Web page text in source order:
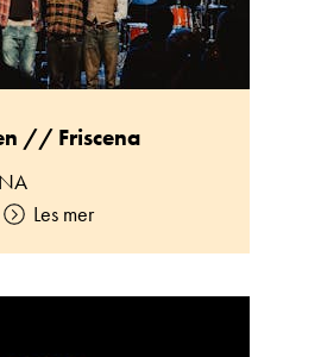
// Friscena
Les mer